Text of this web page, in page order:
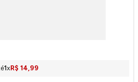
Poliéster Avulso Liso Sortido
1xR$ 14,99